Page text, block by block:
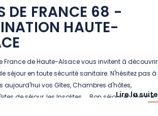
DE FRANCE 68 -
HAUTE-
France de Haute-Alsace vous invitent à découvrir
séjour en toute sécurité sanitaire. N'hésitez pas à
aujourd'hui vos Gîtes, Chambres d'hôtes,
de séjour, les Insolites.... Bon séjour en Alsace
Lire la suite